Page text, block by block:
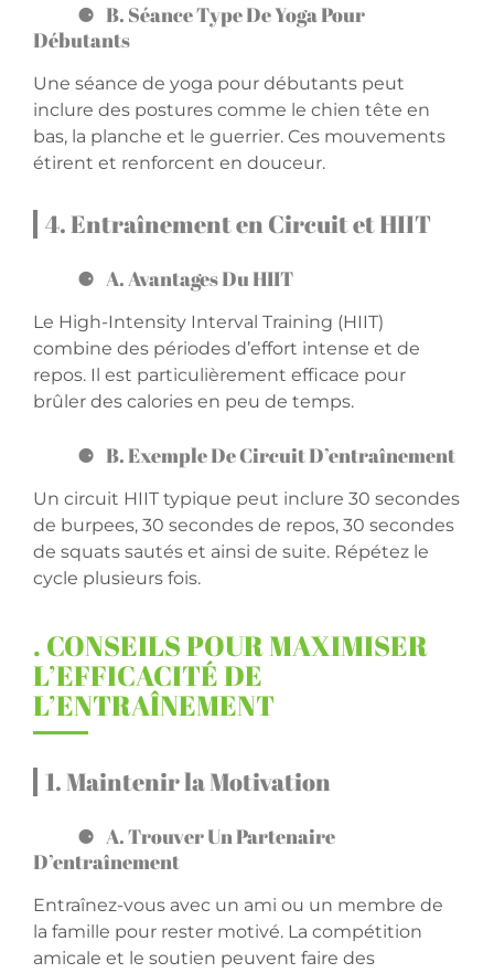
B. Séance Type De Yoga Pour
Débutants
Une séance de yoga pour débutants peut
inclure des postures comme le chien tête en
bas, la planche et le guerrier. Ces mouvements
étirent et renforcent en douceur.
4. Entraînement en Circuit et HIIT
A. Avantages Du HIIT
Le High-Intensity Interval Training (HIIT)
combine des périodes d’effort intense et de
repos. Il est particulièrement efficace pour
brûler des calories en peu de temps.
B. Exemple De Circuit D’entraînement
Un circuit HIIT typique peut inclure 30 secondes
de burpees, 30 secondes de repos, 30 secondes
de squats sautés et ainsi de suite. Répétez le
cycle plusieurs fois.
. CONSEILS POUR MAXIMISER
L’EFFICACITÉ DE
L’ENTRAÎNEMENT
1. Maintenir la Motivation
A. Trouver Un Partenaire
D’entraînement
Entraînez-vous avec un ami ou un membre de
la famille pour rester motivé. La compétition
amicale et le soutien peuvent faire des